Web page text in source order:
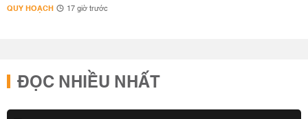
QUY HOẠCH 17 giờ trước
ĐỌC NHIỀU NHẤT